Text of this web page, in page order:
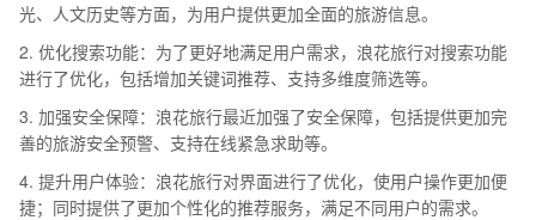
光、人文历史等方面，为用户提供更加全面的旅游信息。
2. 优化搜索功能：为了更好地满足用户需求，浪花旅行对搜索功能
进行了优化，包括增加关键词推荐、支持多维度筛选等。
3. 加强安全保障：浪花旅行最近加强了安全保障，包括提供更加完
善的旅游安全预警、支持在线紧急求助等。
4. 提升用户体验：浪花旅行对界面进行了优化，使用户操作更加便
捷；同时提供了更加个性化的推荐服务，满足不同用户的需求。